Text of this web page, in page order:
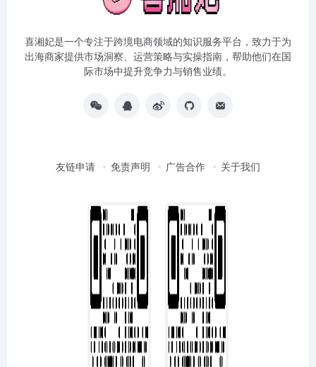
喜湘妃是一个专注于跨境电商领域的知识服务平台，致力于为
出海商家提供市场洞察、运营策略与实操指南，帮助他们在国
际市场中提升竞争力与销售业绩。
友链申请 免责声明 广告合作 关于我们